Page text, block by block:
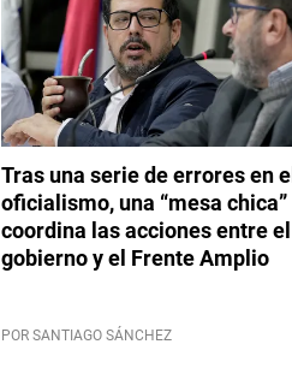
Tras una serie de errores en el
oficialismo, una “mesa chica”
coordina las acciones entre el
gobierno y el Frente Amplio
POR SANTIAGO SÁNCHEZ